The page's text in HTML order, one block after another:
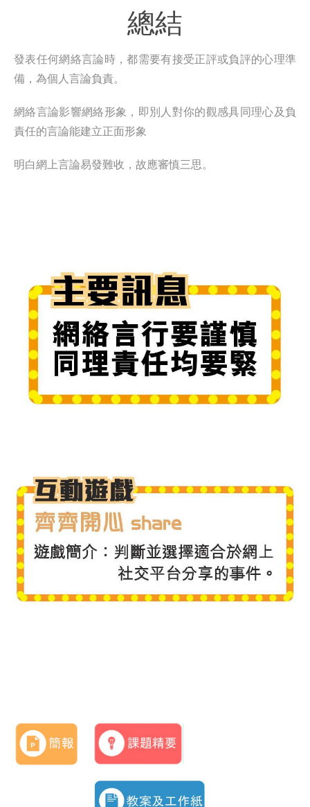
總結
發表任何網絡言論時，都需要有接受正評或負評的心理準
備，為個人言論負責。
網絡言論影響網絡形象，即別人對你的觀感具同理心及負
責任的言論能建立正面形象
明白網上言論易發難收，故應審慎三思。